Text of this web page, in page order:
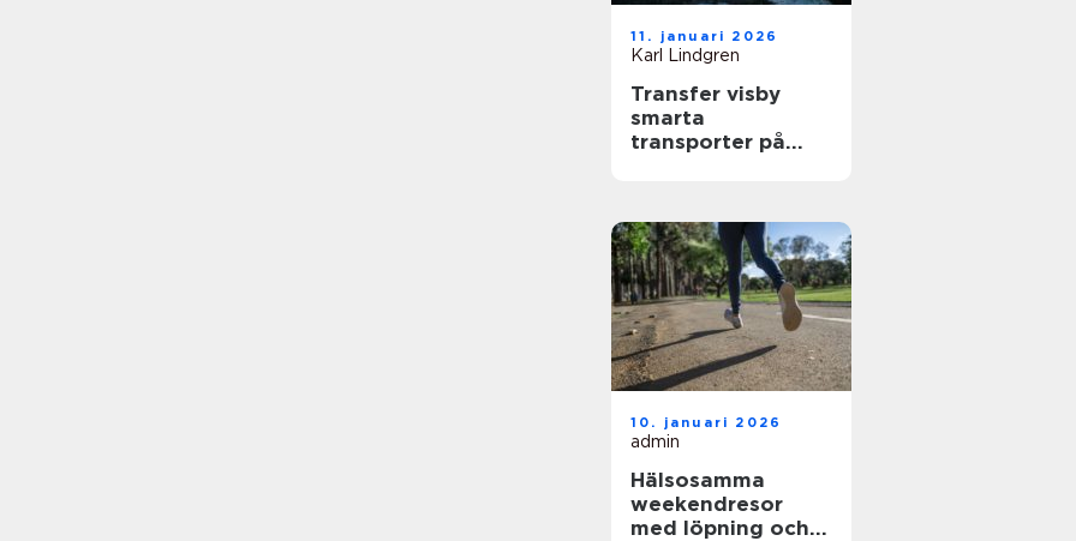
11. januari 2026
Karl Lindgren
Transfer visby
smarta
transporter på
10. januari 2026
admin
Hälsosamma
weekendresor
med löpning och